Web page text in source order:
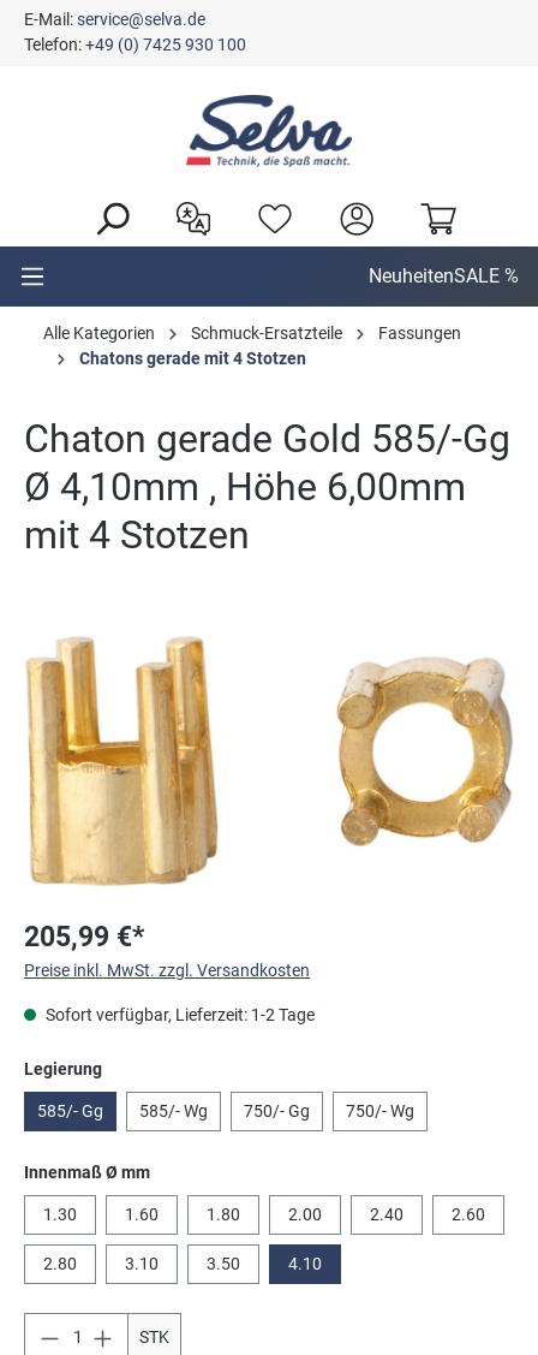
springen
E-Mail:service@selva.de
Telefon:+49 (0) 7425 930 100
NeuheitenSALE %
Alle Kategorien Schmuck-Ersatzteile
Fassungen
Chatons gerade mit 4 Stotzen
Chaton gerade Gold 585/-Gg
Ø 4,10mm , Höhe 6,00mm
mit 4 Stotzen
Bildergalerie überspringen
205,99 €*
Preise inkl. MwSt. zzgl. Versandkosten
Sofort verfügbar, Lieferzeit: 1-2 Tage
Legierungauswählen
585/- Gg 585/- Wg 750/- Gg 750/- Wg
Innenmaß Ø mmauswählen
1.30 1.60 1.80 2.00 2.40 2.60
2.80 3.10 3.50 4.10
STK